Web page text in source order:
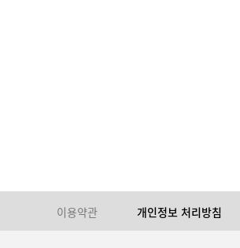
이용약관 개인정보 처리방침